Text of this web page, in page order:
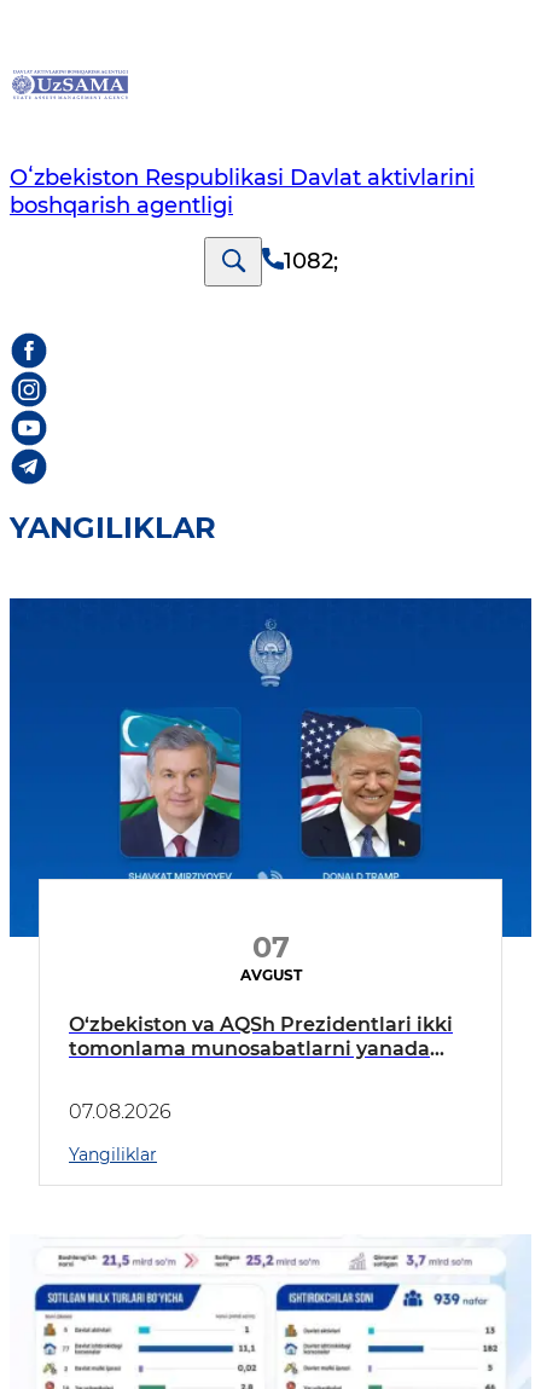
Oʻzbekiston Respublikasi Davlat aktivlarini
boshqarish agentligi
1082;
YANGILIKLAR
07
AVGUST
O‘zbekiston va AQSh Prezidentlari ikki
tomonlama munosabatlarni yanada
07.08.2026
Yangiliklar